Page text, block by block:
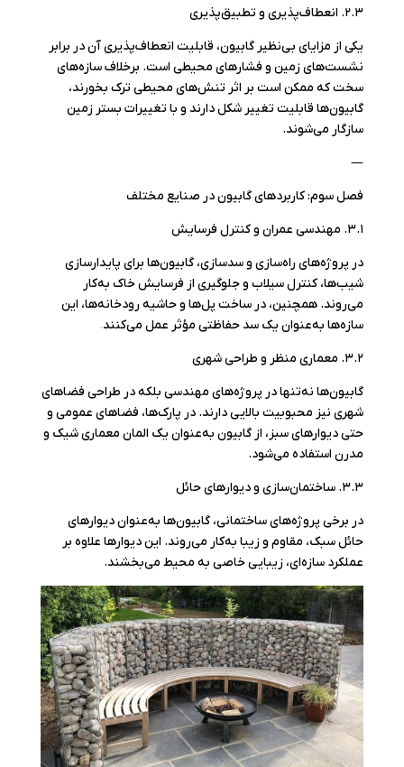
۲.۳. انعطاف‌پذیری و تطبیق‌پذیری
یکی از مزایای بی‌نظیر گابیون، قابلیت انعطاف‌پذیری آن در برابر
نشست‌های زمین و فشارهای محیطی است. برخلاف سازه‌های
سخت که ممکن است بر اثر تنش‌های محیطی ترک بخورند،
گابیون‌ها قابلیت تغییر شکل دارند و با تغییرات بستر زمین
سازگار می‌شوند.
—
فصل سوم: کاربردهای گابیون در صنایع مختلف
۳.۱. مهندسی عمران و کنترل فرسایش
در پروژه‌های راه‌سازی و سدسازی، گابیون‌ها برای پایدارسازی
شیب‌ها، کنترل سیلاب و جلوگیری از فرسایش خاک به‌کار
می‌روند. همچنین، در ساخت پل‌ها و حاشیه رودخانه‌ها، این
سازه‌ها به‌عنوان یک سد حفاظتی مؤثر عمل می‌کنند.
۳.۲. معماری منظر و طراحی شهری
گابیون‌ها نه‌تنها در پروژه‌های مهندسی بلکه در طراحی فضاهای
شهری نیز محبوبیت بالایی دارند. در پارک‌ها، فضاهای عمومی و
حتی دیوارهای سبز، از گابیون به‌عنوان یک المان معماری شیک و
مدرن استفاده می‌شود.
۳.۳. ساختمان‌سازی و دیوارهای حائل
در برخی پروژه‌های ساختمانی، گابیون‌ها به‌عنوان دیوارهای
حائل سبک، مقاوم و زیبا به‌کار می‌روند. این دیوارها علاوه بر
عملکرد سازه‌ای، زیبایی خاصی به محیط می‌بخشند.